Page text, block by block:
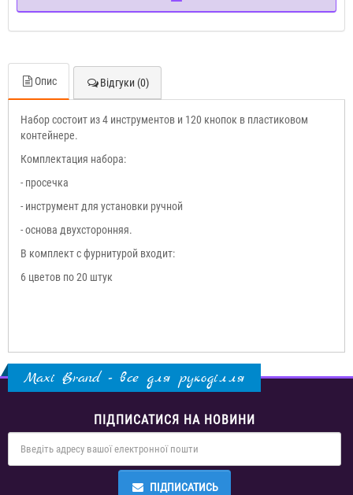
Опис Відгуки (0)
Набор состоит из 4 инструментов и 120 кнопок в пластиковом
контейнере.
Комплектация набора:
- просечка
- инструмент для установки ручной
- основа двухсторонняя.
В комплект с фурнитурой входит:
6 цветов по 20 штук
Maxi Brand - все для рукоділля
ПІДПИСАТИСЯ НА НОВИНИ
ПІДПИСАТИСЬ